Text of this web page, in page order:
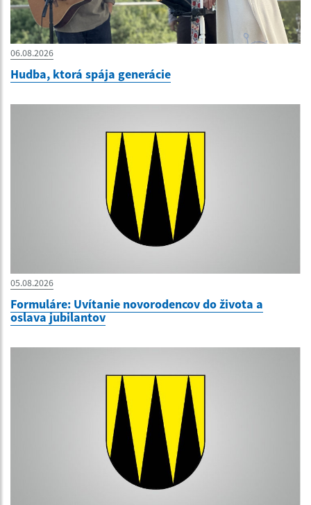
06.08.2026
Hudba, ktorá spája generácie
05.08.2026
Formuláre: Uvítanie novorodencov do života a
oslava jubilantov